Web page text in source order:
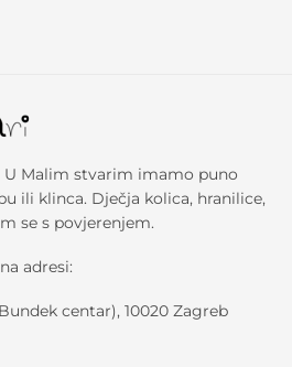
U Malim stvarim imamo puno
ili klinca. Dječja kolica, hranilice,
se s povjerenjem.
adresi:
centar), 10020 Zagreb